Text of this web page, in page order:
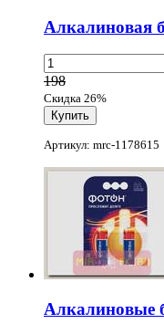
Алкалиновая
198
Скидка 26%
Артикул: mrc-1178615
Алкалиновые